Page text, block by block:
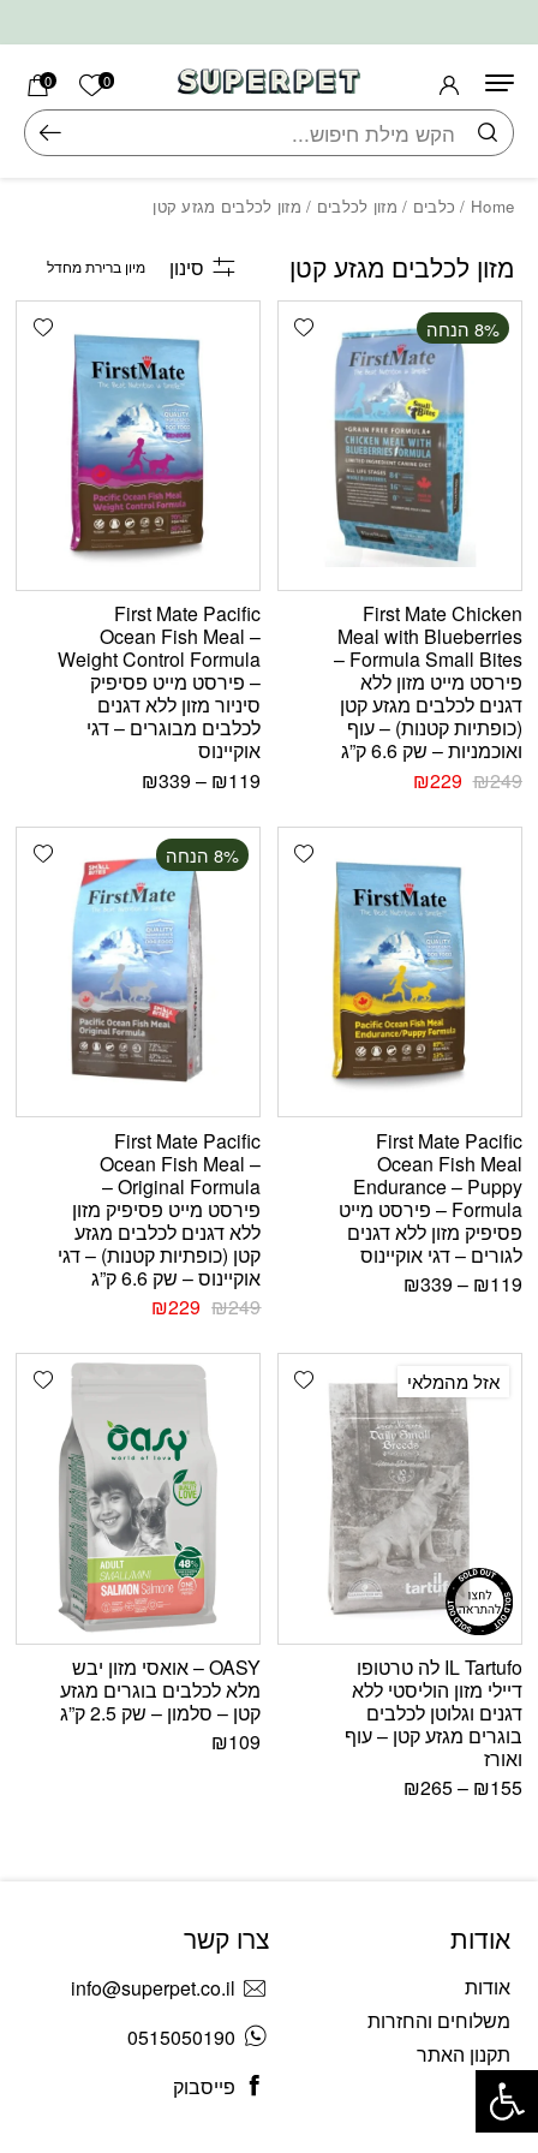
0 הרשימה
0
חיפוש
Home
/ כלבים / מזון לכלבים / מזון לכלבים מגזע קטן
מזון לכלבים מגזע קטן סינון
Add wishlist ‫8% הנחה
First Mate Chicken
Meal with Blueberries
Formula Small Bites –
פירסט מייט מזון ללא
דגנים לכלבים מגזע קטן
(כופתיות קטנות) – עוף
ואוכמניות – שק 6.6 ק”ג
₪249
₪229
First Mate Pacific
Ocean Fish Meal –
Weight Control Formula
– פירסט מייט פסיפיק
סיניור מזון ללא דגנים
לכלבים מבוגרים – דגי
אוקיינוס
₪119
–
₪339
Add wishlist
First Mate Pacific
Ocean Fish Meal
Endurance – Puppy
Formula – פירסט מייט
פסיפיק מזון ללא דגנים
לגורים – דגי אוקיינוס
₪119
–
₪339
‫8% הנחה
First Mate Pacific
Ocean Fish Meal –
Original Formula –
פירסט מייט פסיפיק מזון
ללא דגנים לכלבים מגזע
קטן (כופתיות קטנות) – דגי
אוקיינוס – שק 6.6 ק”ג
₪249
₪229
Add wishlist אזל מהמלאי
IL Tartufo לה טרטופו
דיילי מזון הוליסטי ללא
דגנים וגלוטן לכלבים
בוגרים מגזע קטן – עוף
ואורז
₪155
–
₪265
OASY – אואסי מזון יבש
מלא לכלבים בוגרים מגזע
קטן – סלמון – שק 2.5 ק”ג
₪109
אודות
אודות
משלוחים והחזרות
תקנון האתר
בלוג
צרו קשר
info@superpet.co.il
0515050190
פייסבוק פתח סרגל נגישות